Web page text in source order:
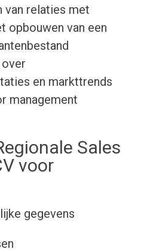
van relaties met
opbouwen van een
en markttrends
management
Sales
voor
gegevens